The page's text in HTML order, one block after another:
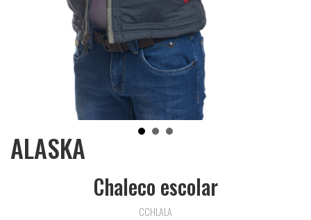
ALASKA
Chaleco escolar
CCHLALA